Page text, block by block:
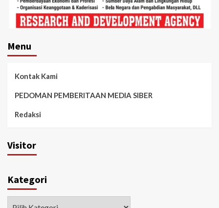
Menu
Kontak Kami
PEDOMAN PEMBERITAAN MEDIA SIBER
Redaksi
Visitor
Kategori